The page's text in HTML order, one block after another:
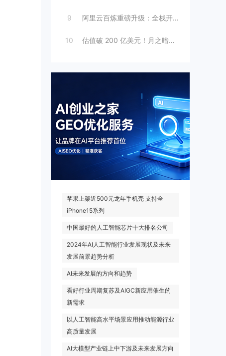
9 阿里云百炼重磅升级：全栈开放接入，打造模
10 估值破 200 亿美元！月之暗面“拆墙”
苹果上架近500元龙年手机壳 支持全
iPhone15系列
中国最好的人工智能芯片十大排名公司
2024年AI人工智能行业发展现状及未来
发展前景趋势分析
AI未来发展的方向和趋势
看好行业周期复苏及AIGC新应用催生的
新需求
以人工智能高水平场景应用推动能源行业
高质量发展
AI大模型产业链上中下游及未来发展方向